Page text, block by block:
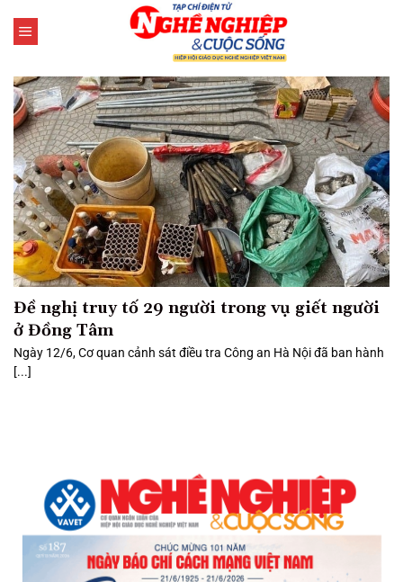
qua
dung
Đề nghị truy tố 29 người trong vụ giết người
ở Đồng Tâm
Ngày 12/6, Cơ quan cảnh sát điều tra Công an Hà Nội đã ban hành
[...]